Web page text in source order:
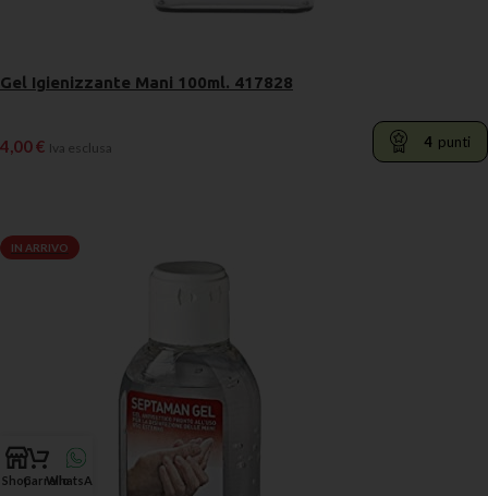
Gel Igienizzante Mani 100ml. 417828
4,00€ Iva esclusa 4 punti
IN ARRIVO
ShopCarrelloWhatsApp